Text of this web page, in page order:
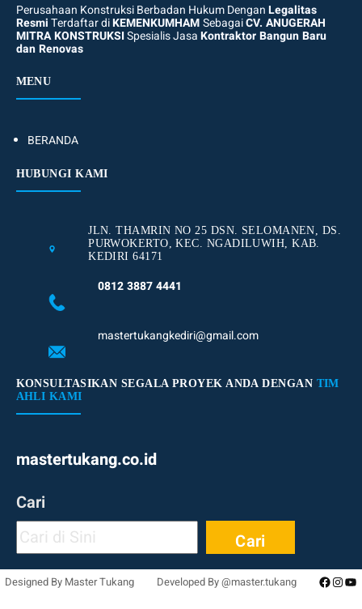
Perusahaan Konstruksi Berbadan Hukum DenganLegalitas
ResmiTerdaftar diKEMENKUMHAMSebagaiCV. ANUGERAH
MITRA KONSTRUKSISpesialis JasaKontraktor Bangun Baru
dan Renovas
MENU
BERANDA
HUBUNGI KAMI
JLN. THAMRIN NO 25 DSN. SELOMANEN, DS.
PURWOKERTO, KEC. NGADILUWIH, KAB.
KEDIRI 64171
0812 3887 4441
mastertukangkediri@gmail.com
KONSULTASIKAN SEGALA PROYEK ANDA DENGAN TIM
AHLI KAMI
mastertukang.co.id
Cari
Cari
Designed By Master Tukang Developed By @master.tukang